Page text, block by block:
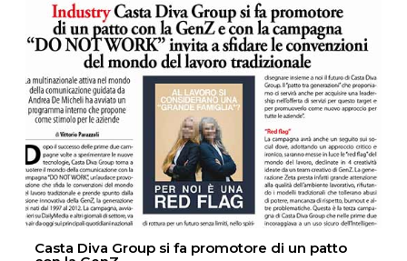
Casta Diva Group si fa promotore di un patto